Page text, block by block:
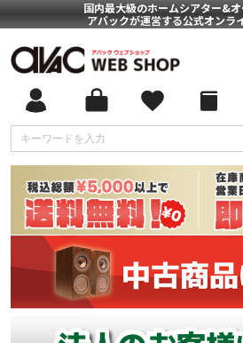
国内最大級のホームシアター&
アバックが運営する公式オンラ